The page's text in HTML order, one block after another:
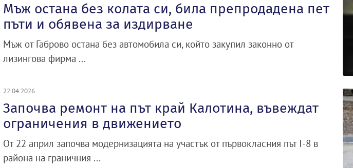
Мъж остана без колата си, била препродадена пет
пъти и обявена за издирване
Мъж от Габрово остана без автомобила си, който закупил законно от
лизингова фирма ...
22.04.2026
Започва ремонт на път край Калотина, въвеждат
ограничения в движението
От 22 април започва модернизацията на участък от първокласния път I-8 в
района на граничния ...